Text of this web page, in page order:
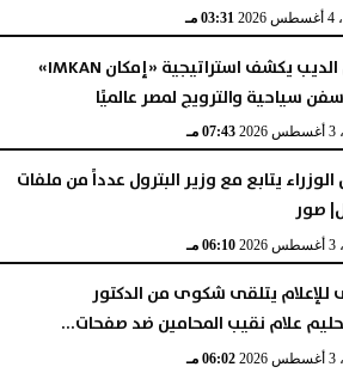
03:31 مـ
حسن الديب يكشف استراتيجية «إمكان IMKAN»
سفن سياحية والترويج لمصر عالميًا
07:43 مـ
يتابع مع وزير البترول عدداً من ملفات
صور
06:10 مـ
للإعلام يتلقى شكوى من الدكتور
علام نقيب المحامين ضد صفحات...
06:02 مـ